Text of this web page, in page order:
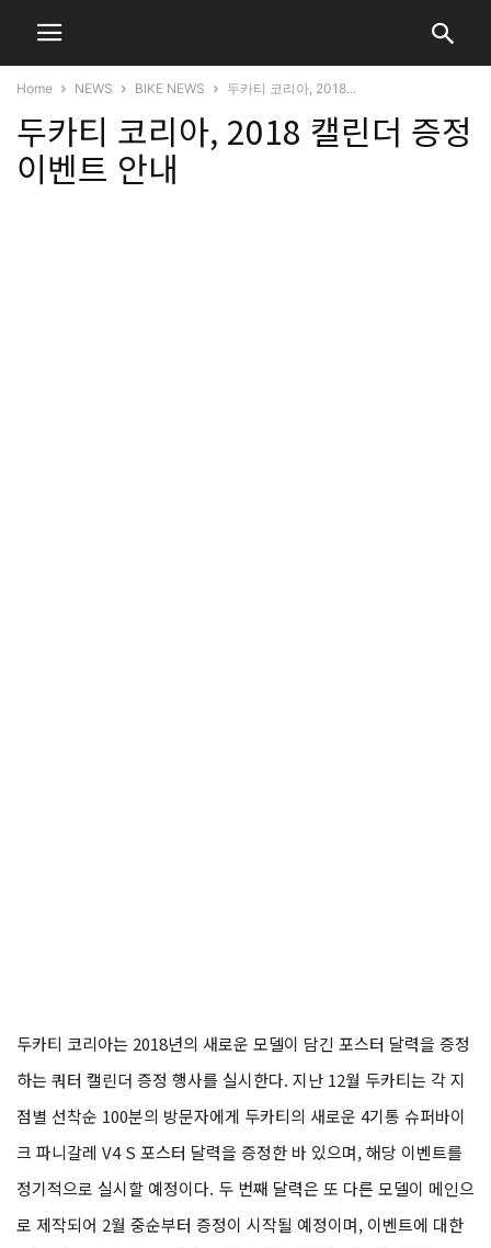
Home NEWS BIKE NEWS 두카티 코리아, 2018...
두카티 코리아, 2018 캘린더 증정
이벤트 안내
두카티 코리아는 2018년의 새로운 모델이 담긴 포스터 달력을 증정
하는 쿼터 캘린더 증정 행사를 실시한다. 지난 12월 두카티는 각 지
점별 선착순 100분의 방문자에게 두카티의 새로운 4기통 슈퍼바이
크 파니갈레 V4 S 포스터 달력을 증정한 바 있으며, 해당 이벤트를
정기적으로 실시할 예정이다. 두 번째 달력은 또 다른 모델이 메인으
로 제작되어 2월 중순부터 증정이 시작될 예정이며, 이벤트에 대한